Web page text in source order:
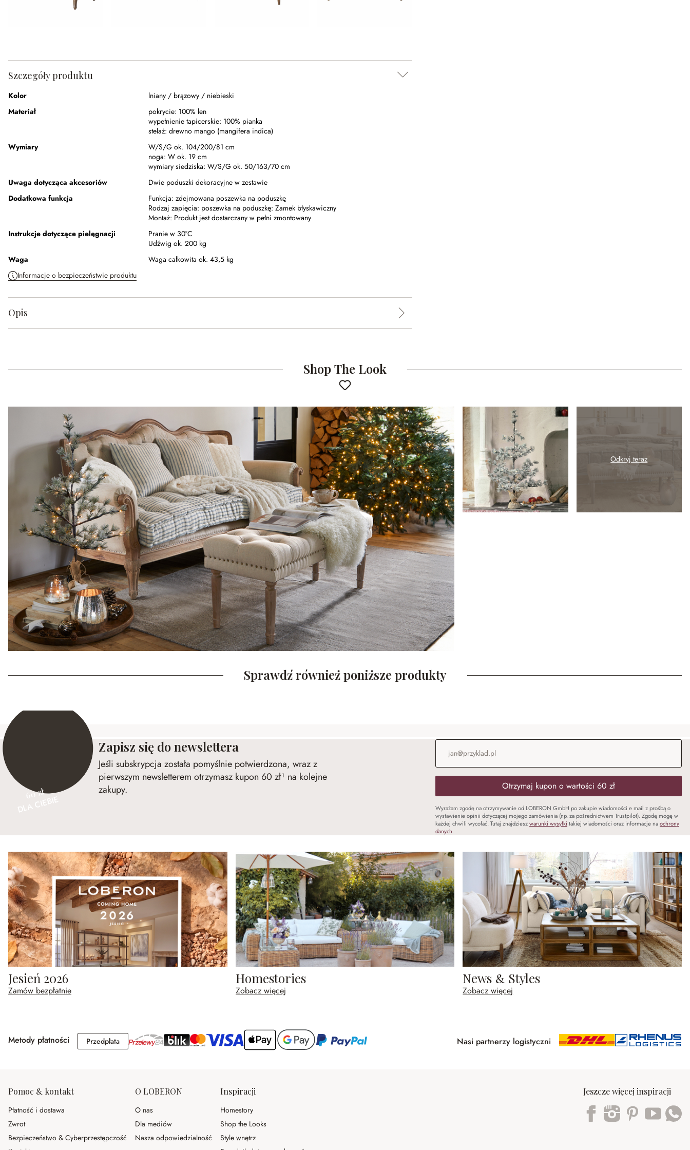
Szczegóły produktu
Kolor
lniany / brązowy / niebieski
Materiał
pokrycie: 100% len
wypełnienie tapicerskie: 100% pianka
stelaż: drewno mango (mangifera indica)
Wymiary
W/S/G ok. 104/200/81 cm
noga: W ok. 19 cm
wymiary siedziska: W/S/G ok. 50/163/70 cm
Uwaga dotycząca akcesoriów
Dwie poduszki dekoracyjne w zestawie
Dodatkowa funkcja
Funkcja: zdejmowana poszewka na poduszkę
Rodzaj zapięcia: poszewka na poduszkę: Zamek błyskawiczny
Montaż: Produkt jest dostarczany w pełni zmontowany
Instrukcje dotyczące pielęgnacji
Pranie w 30°C
Udźwig ok. 200 kg
Waga
Waga całkowita ok. 43,5 kg
Informacje o bezpieczeństwie produktu
Opis
Shop The Look
Odkryj teraz
Sprawdź również poniższe produkty
60 zł
Zapisz się do newslettera
Jeśli subskrypcja została pomyślnie potwierdzona, wraz z
pierwszym newsletterem otrzymasz kupon 60 zł¹ na kolejne
zakupy.
Adres e-mail
Otrzymaj kupon o wartości 60 zł
Wyrażam zgodę na otrzymywanie od LOBERON GmbH po zakupie wiadomości e mail z prośbą o
wystawienie opinii dotyczącej mojego zamówienia (np. za pośrednictwem Trustpilot). Zgodę mogę w
każdej chwili wycofać. Tutaj znajdzieszwarunki wysyłki takiej wiadomości oraz informacje naochrony
danych.
Jesień 2026
Zamów bezpłatnie
Homestories
Zobacz więcej
News & Styles
Zobacz więcej
Metody płatności PrzedpłataPrzedpłata Nasi partnerzy logistyczni
Pomoc & kontakt
Płatność i dostawa
Zwrot
Bezpieczeństwo & Cyberprzestępczość
O LOBERON
O nas
Dla mediów
Nasza odpowiedzialność
Inspiracji
Homestory
Shop the Looks
Style wnętrz
Jeszcze więcej inspiracji